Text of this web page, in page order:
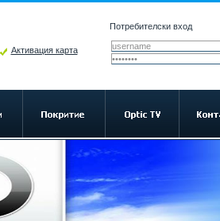
Потребителски вход
Активация карта